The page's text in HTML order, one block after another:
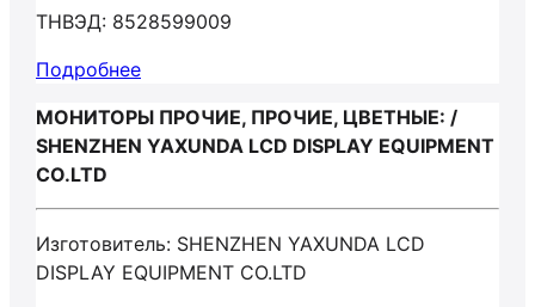
ТНВЭД: 8528599009
Подробнее
МОНИТОРЫ ПРОЧИЕ, ПРОЧИЕ, ЦВЕТНЫЕ: /
SHENZHEN YAXUNDA LCD DISPLAY EQUIPMENT
CO.LTD
Изготовитель: SHENZHEN YAXUNDA LCD
DISPLAY EQUIPMENT CO.LTD